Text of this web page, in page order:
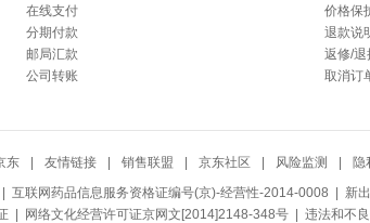
在线支付
分期付款
邮局汇款
公司转账
价格保
退款说
返修/退
取消订
东 友情链接 销售联盟 京东社区 风险监测 隐
互联网药品信息服务资格证编号(京)-经营性-2014-0008 | 新
| 网络文化经营许可证京网文[2014]2148-348号| 违法和不良